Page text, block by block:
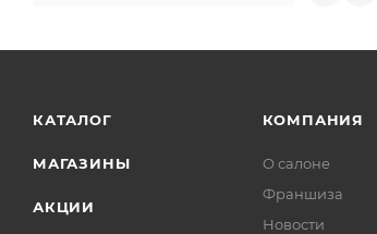
КАТАЛОГ
МАГАЗИНЫ
АКЦИИ
КОМПАНИЯ
О салоне
Франшиза
Новости